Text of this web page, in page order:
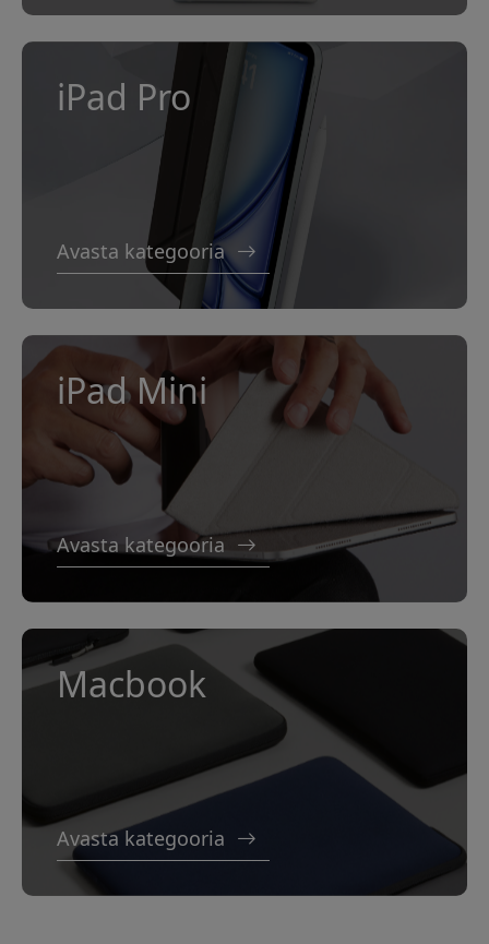
iPad Pro
Avasta kategooria
iPad Mini
Avasta kategooria
Macbook
Avasta kategooria